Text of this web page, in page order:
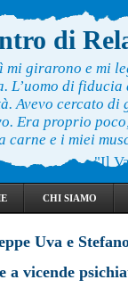
di
mi girarono e mi
L’uomo di
Avevo cercato di
Era proprio
carne e i miei
"Il
CHI SIAMO
Uva e
a vicende